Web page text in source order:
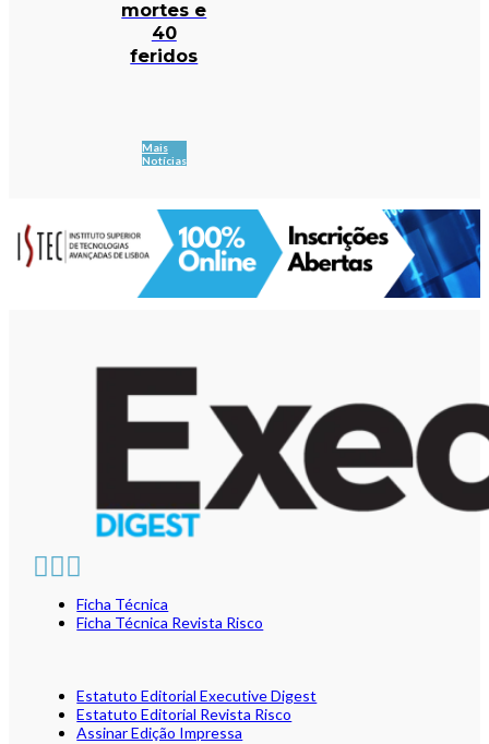
mortes e
40
feridos
Mais
Notícias
Ficha Técnica
Ficha Técnica Revista Risco
Estatuto Editorial Executive Digest
Estatuto Editorial Revista Risco
Assinar Edição Impressa